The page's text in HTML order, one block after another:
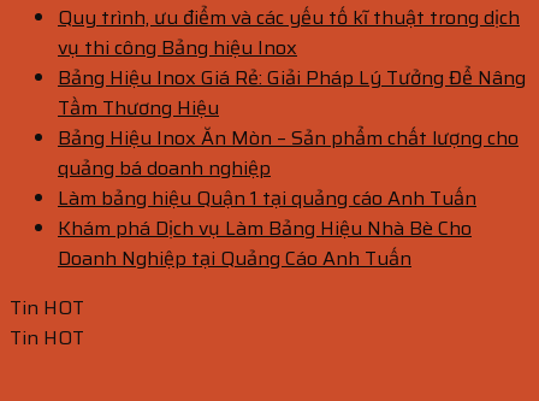
Quy trình, ưu điểm và các yếu tố kĩ thuật trong dịch
vụ thi công Bảng hiệu Inox
Bảng Hiệu Inox Giá Rẻ: Giải Pháp Lý Tưởng Để Nâng
Tầm Thương Hiệu
Bảng Hiệu Inox Ăn Mòn – Sản phẩm chất lượng cho
quảng bá doanh nghiệp
Làm bảng hiệu Quận 1 tại quảng cáo Anh Tuấn
Khám phá Dịch vụ Làm Bảng Hiệu Nhà Bè Cho
Doanh Nghiệp tại Quảng Cáo Anh Tuấn
Tin HOT
Tin HOT